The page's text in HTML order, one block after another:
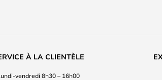
À LA CLIENTÈLE
vendredi 8h30 – 16h00